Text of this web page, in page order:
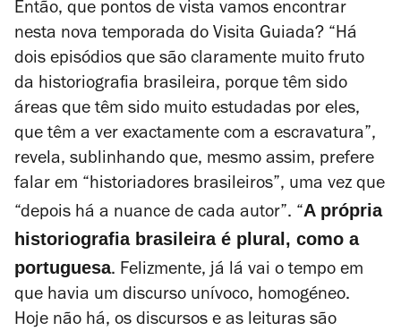
Então, que pontos de vista vamos encontrar
nesta nova temporada do Visita Guiada? “Há
dois episódios que são claramente muito fruto
da historiografia brasileira, porque têm sido
áreas que têm sido muito estudadas por eles,
que têm a ver exactamente com a escravatura”,
revela, sublinhando que, mesmo assim, prefere
falar em “historiadores brasileiros”, uma vez que
“depois há a nuance de cada autor”. “ A própria
historiografia brasileira é plural, como a
portuguesa. Felizmente, já lá vai o tempo em
que havia um discurso unívoco, homogéneo.
Hoje não há, os discursos e as leituras são